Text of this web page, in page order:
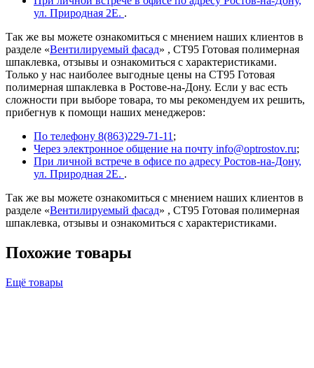
ул. Природная 2Е. .
Так же вы можете ознакомиться с мнением наших клиентов в
разделе «Вентилируемый фасад» , СТ95 Готовая полимерная
шпаклевка, отзывы и ознакомиться с характеристиками.
Только у нас наиболее выгодные цены на СТ95 Готовая
полимерная шпаклевка в Ростове-на-Дону. Если у вас есть
сложности при выборе товара, то мы рекомендуем их решить,
прибегнув к помощи наших менеджеров:
По телефону 8(863)229-71-11 ;
Через электронное общение на почту info@optrostov.ru;
При личной встрече в офисе по адресу Ростов-на-Дону,
ул. Природная 2Е. .
Так же вы можете ознакомиться с мнением наших клиентов в
разделе «Вентилируемый фасад» , СТ95 Готовая полимерная
шпаклевка, отзывы и ознакомиться с характеристиками.
Похожие товары
Ещё товары